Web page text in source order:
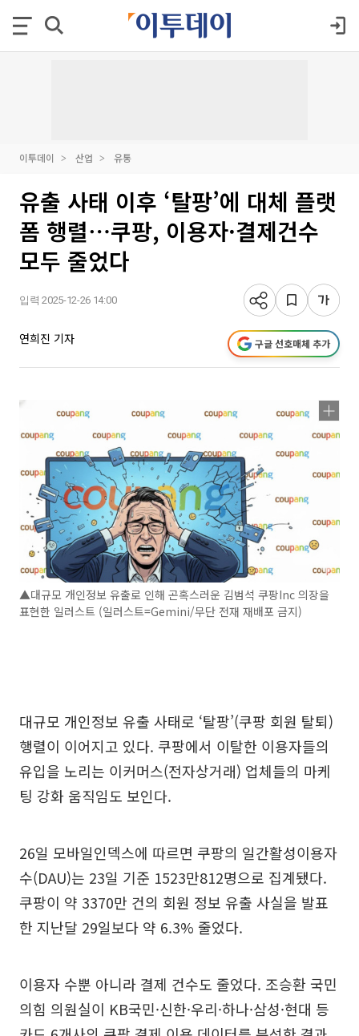
이투데이 산업 유통
유출 사태 이후 ‘탈팡’에 대체 플랫
폼 행렬⋯쿠팡, 이용자·결제건수
모두 줄었다
입력 2025-12-26 14:00
연희진 기자 구글 선호매체 추가
▲대규모 개인정보 유출로 인해 곤혹스러운 김범석 쿠팡Inc 의장을
표현한 일러스트 (일러스트=Gemini/무단 전재 재배포 금지)
대규모 개인정보 유출 사태로 ‘탈팡’(쿠팡 회원 탈퇴)
행렬이 이어지고 있다. 쿠팡에서 이탈한 이용자들의
유입을 노리는 이커머스(전자상거래) 업체들의 마케
팅 강화 움직임도 보인다.
26일 모바일인덱스에 따르면 쿠팡의 일간활성이용자
수(DAU)는 23일 기준 1523만812명으로 집계됐다.
쿠팡이 약 3370만 건의 회원 정보 유출 사실을 발표
한 지난달 29일보다 약 6.3% 줄었다.
이용자 수뿐 아니라 결제 건수도 줄었다. 조승환 국민
의힘 의원실이 KB국민·신한·우리·하나·삼성·현대 등